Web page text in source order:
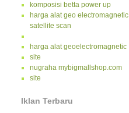
komposisi betta power up
harga alat geo electromagnetic
satellite scan
harga alat geoelectromagnetic
site
nugraha mybigmallshop.com
site
Iklan Terbaru